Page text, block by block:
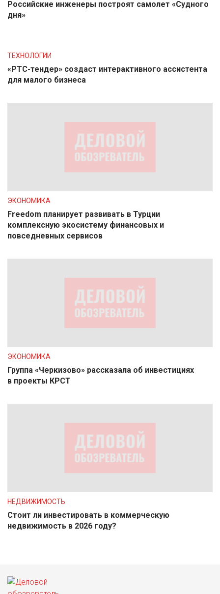
Российские инженеры построят самолет «Судного
дня»
ТЕХНОЛОГИИ
«РТС-тендер» создаст интерактивного ассистента
для малого бизнеса
ЭКОНОМИКА
Freedom планирует развивать в Турции
комплексную экосистему финансовых и
повседневных сервисов
ЭКОНОМИКА
Группа «Черкизово» рассказала об инвестициях
в проекты КРСТ
НЕДВИЖИМОСТЬ
Стоит ли инвестировать в коммерческую
недвижимость в 2026 году?